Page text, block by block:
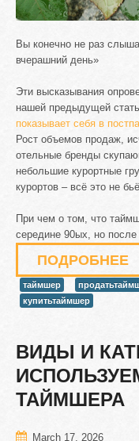
Вы конечно не раз
вчерашний день»
Эти высказывания
нашей предыдущей
показывает себя в
Рост объемов продаж,
отельные бренды
небольшие курортные
курортов – всё это не
При чем о том, что
середине 90ых, но после
ПОДРОБНЕЕ
таймшер
купитьтаймшер
ВИДЫ И
ТАЙМШЕРА
March 17, 2026